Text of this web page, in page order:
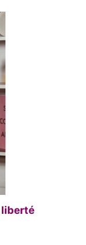
liberté